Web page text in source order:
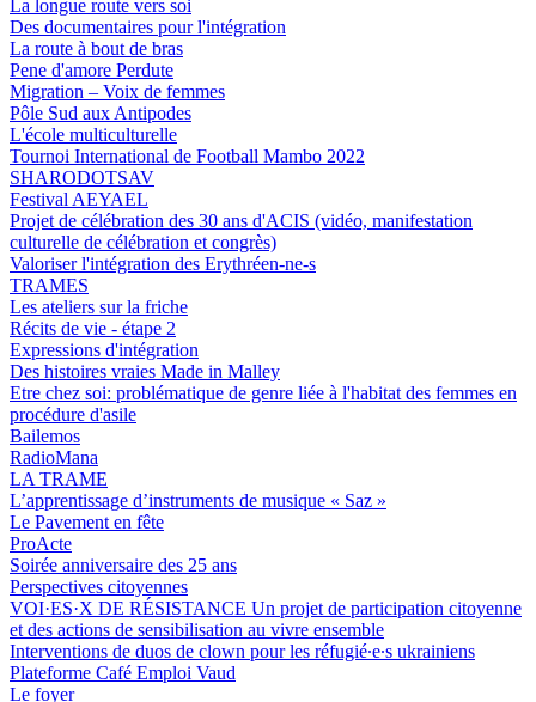
La longue route vers soi
Des documentaires pour l'intégration
La route à bout de bras
Pene d'amore Perdute
Migration – Voix de femmes
Pôle Sud aux Antipodes
L'école multiculturelle
Tournoi International de Football Mambo 2022
SHARODOTSAV
Festival AEYAEL
Projet de célébration des 30 ans d'ACIS (vidéo, manifestation
culturelle de célébration et congrès)
Valoriser l'intégration des Erythréen-ne-s
TRAMES
Les ateliers sur la friche
Récits de vie - étape 2
Expressions d'intégration
Des histoires vraies Made in Malley
Etre chez soi: problématique de genre liée à l'habitat des femmes en
procédure d'asile
Bailemos
RadioMana
LA TRAME
L’apprentissage d’instruments de musique « Saz »
Le Pavement en fête
ProActe
Soirée anniversaire des 25 ans
Perspectives citoyennes
VOI·ES·X DE RÉSISTANCE Un projet de participation citoyenne
et des actions de sensibilisation au vivre ensemble
Interventions de duos de clown pour les réfugié∙e∙s ukrainiens
Plateforme Café Emploi Vaud
Le foyer